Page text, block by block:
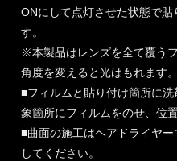
ONにして点灯させた状態で
す。
※本製品はレンズを全て覆う
角度を変えると光はもれます。
■フィルムと貼り付け箇所に
象箇所にフィルムをのせ、位
■曲面の施工はヘアドライヤ
してください。